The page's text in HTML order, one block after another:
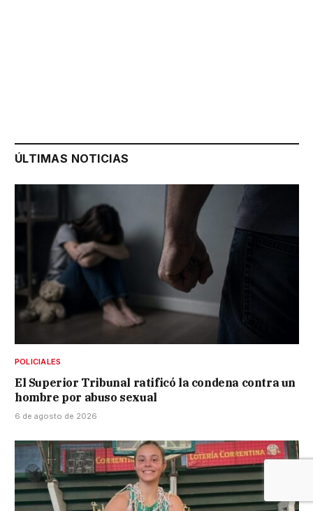
ÚLTIMAS NOTICIAS
POLICIALES
El Superior Tribunal ratificó la condena contra un
hombre por abuso sexual
6 de agosto de 2026